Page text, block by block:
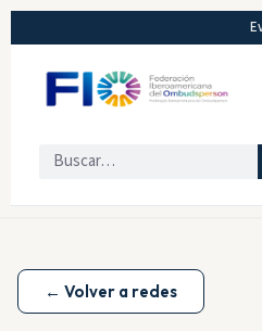
← Volver a redes